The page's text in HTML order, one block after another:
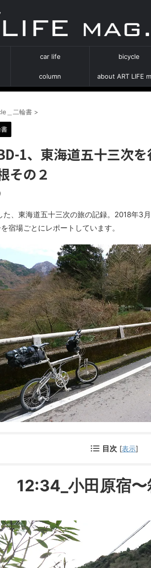
car life bicycle
column about ART LIFE
＿二輪書 >
1、東海道五十三次
その２
た、東海道五十三次の旅の記録。2018年3
宿場ごとにレポートしています。
目次 [表示]
12:34_小田原宿〜